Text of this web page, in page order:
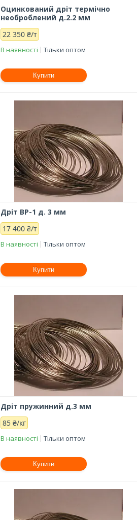
Оцинкований дріт термічно
необроблений д.2.2 мм
22 350 ₴/т
В наявності Тільки оптом
Купити
Дріт ВР-1 д. 3 мм
17 400 ₴/т
В наявності Тільки оптом
Купити
Дріт пружинний д.3 мм
85 ₴/кг
В наявності Тільки оптом
Купити